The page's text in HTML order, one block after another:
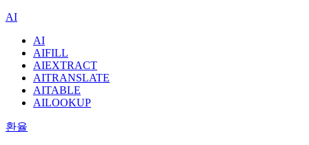
AI
AI
AIFILL
AIEXTRACT
AITRANSLATE
AITABLE
AILOOKUP
환율